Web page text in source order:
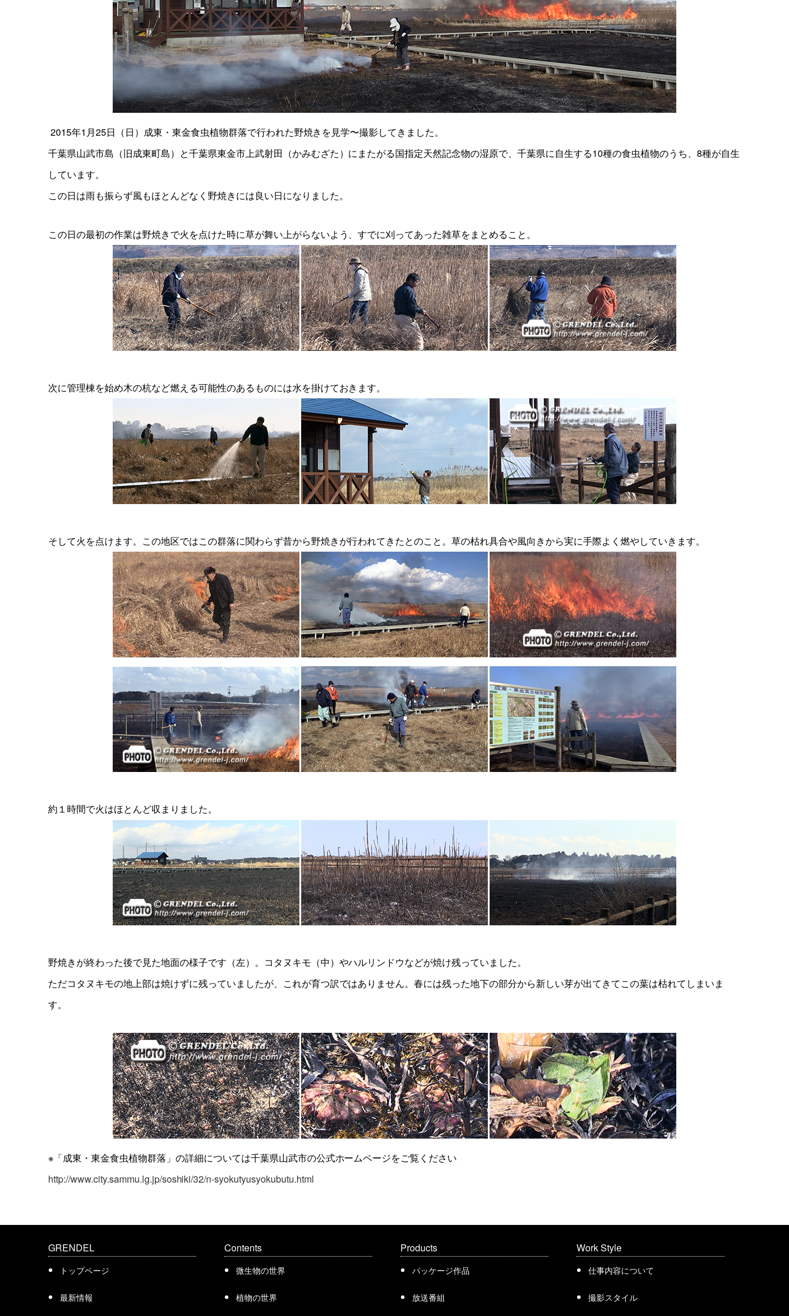
2015年1月25日（日）成東・東金食虫植物群落で行われた野焼きを見学〜撮影してきました。
千葉県山武市島（旧成東町島）と千葉県東金市上武射田（かみむざた）にまたがる国指定天然記念物の湿原で、千葉県に自生する10種の食虫植物のうち、8種が自生
しています。
この日は雨も振らず風もほとんどなく野焼きには良い日になりました。
この日の最初の作業は野焼きで火を点けた時に草が舞い上がらないよう、すでに刈ってあった雑草をまとめること。
次に管理棟を始め木の杭など燃える可能性のあるものには水を掛けておきます。
そして火を点けます。この地区ではこの群落に関わらず昔から野焼きが行われてきたとのこと。草の枯れ具合や風向きから実に手際よく燃やしていきます。
約１時間で火はほとんど収まりました。
野焼きが終わった後で見た地面の様子です（左）。コタヌキモ（中）やハルリンドウなどが焼け残っていました。
ただコタヌキモの地上部は焼けずに残っていましたが、これが育つ訳ではありません。春には残った地下の部分から新しい芽が出てきてこの葉は枯れてしまいま
す。
※「成東・東金食虫植物群落」の詳細については千葉県山武市の公式ホームページをご覧ください
http://www.city.sammu.lg.jp/soshiki/32/n-syokutyusyokubutu.html
GRENDEL
トップページ
最新情報
Contents
微生物の世界
植物の世界
Products
パッケージ作品
放送番組
Work Style
仕事内容について
撮影スタイル